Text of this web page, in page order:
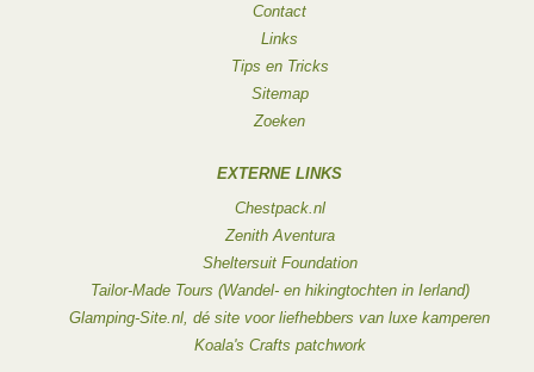
Contact
Links
Tips en Tricks
Sitemap
Zoeken
EXTERNE LINKS
Chestpack.nl
Zenith Aventura
Sheltersuit Foundation
Tailor-Made Tours (Wandel- en hikingtochten in Ierland)
Glamping-Site.nl, dé site voor liefhebbers van luxe kamperen
Koala's Crafts patchwork